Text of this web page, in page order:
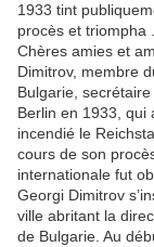
1933 tint
procès et triompha .
Chères amies et
Dimitrov, membre
Bulgarie,
Berlin en 1933, qui
incendié le
cours de son
internationale fut
Georgi Dimitrov
ville abritant la
de Bulgarie. Au